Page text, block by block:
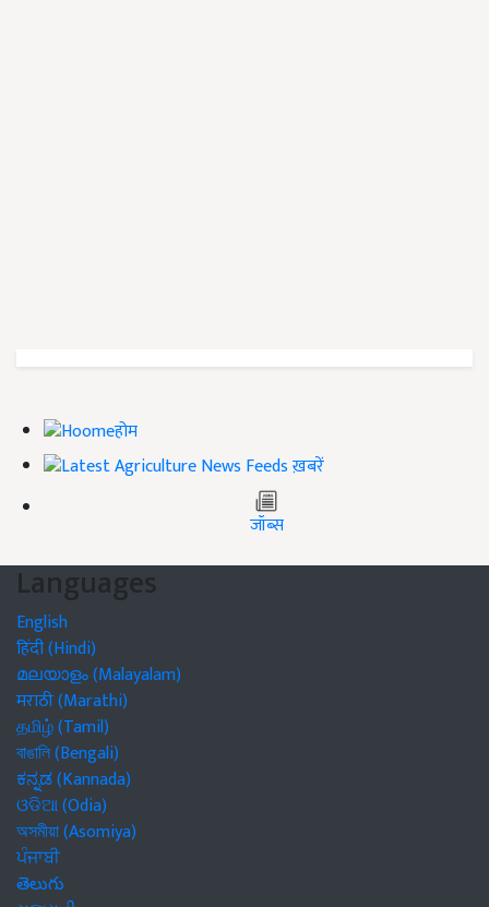
होम
ख़बरें
जॉब्स
Languages
English
हिंदी (Hindi)
മലയാളം (Malayalam)
मराठी (Marathi)
தமிழ் (Tamil)
বাঙালি (Bengali)
ಕನ್ನಡ (Kannada)
ଓଡିଆ (Odia)
অসমীয়া (Asomiya)
ਪੰਜਾਬੀ
తెలుగు